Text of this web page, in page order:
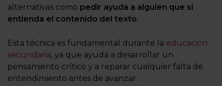
alternativas como pedir ayuda a alguien que sí
entienda el contenido del texto.
Esta técnica es fundamental durante la educación
secundaria, ya que ayuda a desarrollar un
pensamiento crítico y a reparar cualquier falta de
entendimiento antes de avanzar.